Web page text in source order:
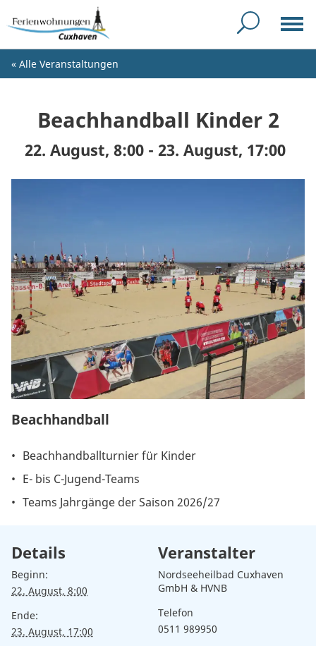
« Alle Veranstaltungen
Beachhandball Kinder 2
22. August, 8:00 - 23. August, 17:00
Beachhandball
Beachhandballturnier für Kinder
E- bis C-Jugend-Teams
Teams Jahrgänge der Saison 2026/27
Details
Beginn:
22. August, 8:00
Ende:
23. August, 17:00
Veranstalter
Nordseeheilbad Cuxhaven
GmbH & HVNB
Telefon
0511 989950